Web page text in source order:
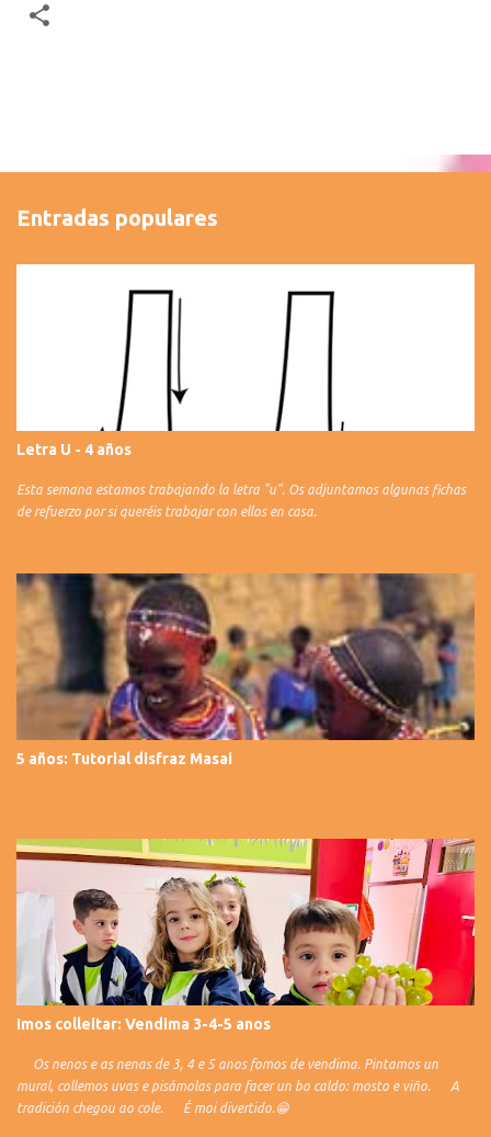
Entradas populares
Letra U - 4 años
Esta semana estamos trabajando la letra "u". Os adjuntamos algunas fichas
de refuerzo por si queréis trabajar con ellos en casa.
5 años: Tutorial disfraz Masai
Imos colleitar: Vendima 3-4-5 anos
Os nenos e as nenas de 3, 4 e 5 anos fomos de vendima. Pintamos un
mural, collemos uvas e pisámolas para facer un bo caldo: mosto e viño. A
tradición chegou ao cole. É moi divertido.😁